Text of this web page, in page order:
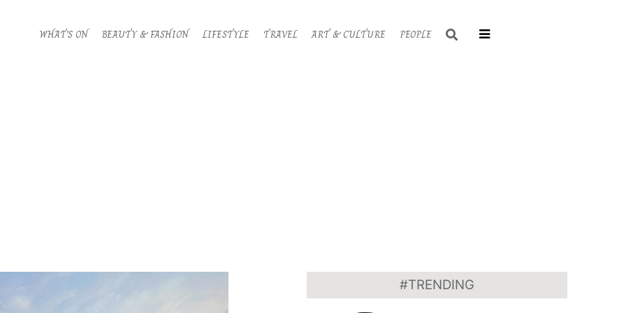
WHAT’S ON BEAUTY & FASHION LIFESTYLE TRAVEL ART & CULTURE PEOPLE Search
#TRENDING